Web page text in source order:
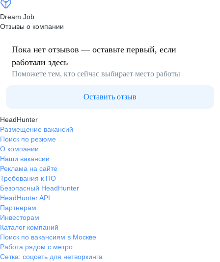
Dream Job
Отзывы о компании
Пока нет отзывов — оставьте первый, если
работали здесь
Поможете тем, кто сейчас выбирает место работы
Оставить отзыв
HeadHunter
Размещение вакансий
Поиск по резюме
О компании
Наши вакансии
Реклама на сайте
Требования к ПО
Безопасный HeadHunter
HeadHunter API
Партнерам
Инвесторам
Каталог компаний
Поиск по вакансиям в Москве
Работа рядом с метро
Сетка: соцсеть для нетворкинга